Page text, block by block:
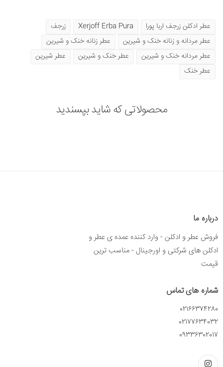
عطر ادکلن زرجف اربا پورا Xerjoff Erba Pura
زرجف
عطر مردانه و زنانه خنک و شیرین
عطر زنانه خنک و شیرین
عطر مردانه خنک و شیرین
عطر خنک و شیرین
عطر شیرین
عطر خنک
محصولاتی که شاید بپسندید
درباره ما
فروش عطر و ادکلن - وارد کننده عمده ی عطر و
ادکلن های شرکتی و اورجینال - مناسب ترین
قیمت
شماره های تماس
02166374280
02177634032
09336302017